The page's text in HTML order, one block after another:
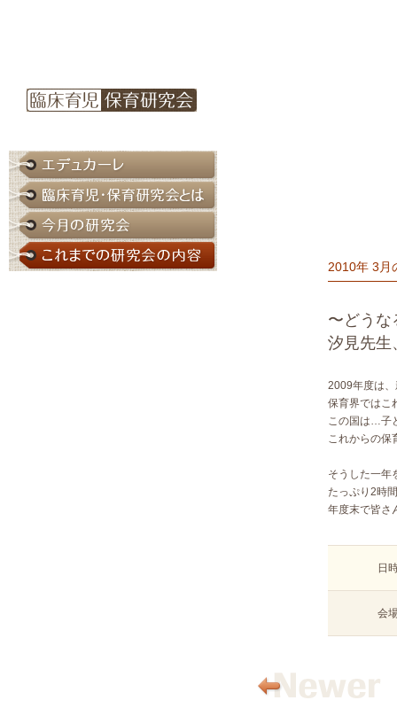
2010年 3月
〜どうな
汐見先生
2009年度は
保育界ではこ
この国は…子
これからの保
そうした一年
たっぷり2時
年度末で皆さ
日
会